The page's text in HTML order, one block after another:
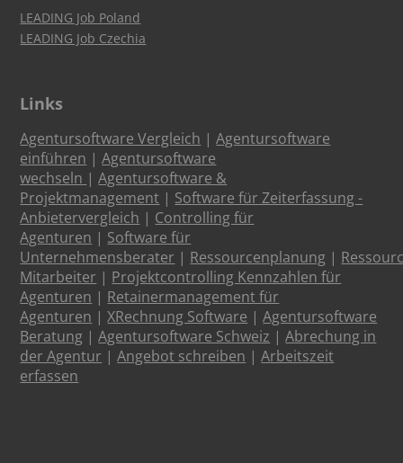
LEADING Job Poland
LEADING Job Czechia
Links
Agentursoftware Vergleich |Agentursoftware
einführen |Agentursoftware
wechseln |Agentursoftware &
Projektmanagement | Software für Zeiterfassung -
Anbietervergleich | Controlling für
Agenturen | Software für
Unternehmensberater | Ressourcenplanung |
Mitarbeiter | Projektcontrolling Kennzahlen für
Agenturen | Retainermanagement für
Agenturen |XRechnung Software |Agentursoftware
Beratung |Agentursoftware Schweiz |Abrechung in
der Agentur |Angebot schreiben |Arbeitszeit
erfassen